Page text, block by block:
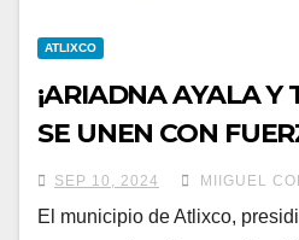
ATLIXCO
¡ARIADNA AYALA Y
SE UNEN CON
TELETÓN 2024!
SEP 10, 2024 MIIGUEL
El municipio de Atlixco,